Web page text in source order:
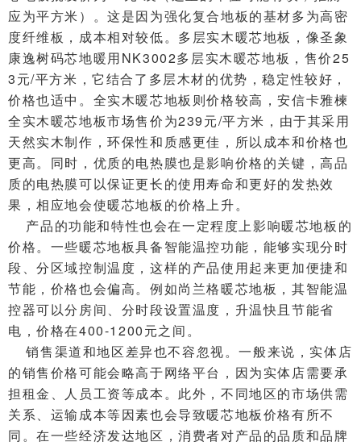
应为平方米）。这是因为强化复合地板的基材多为高密
度纤维板，成本相对较低。多层实木暖芯地板，像圣象
康逸树码芯地暖用NK3002多层实木暖芯地板，售价25
3元/平方米，它结合了多层木材的优势，稳定性较好，
价格也适中。全实木暖芯地板则价格较高，安信卡雅楝
全实木暖芯地板市场售价为239元/平方米，由于其采用
天然实木制作，环保性和质感更佳，所以成本和价格也
更高。同时，优质的电热膜也是影响价格的关键，高品
质的电热膜可以保证更长的使用寿命和更好的发热效
果，相应地会使暖芯地板的价格上升。
产品的功能和特性也会在一定程度上影响暖芯地板的
价格。一些暖芯地板具备智能温控功能，能够实现分时
段、分区域控制温度，这样的产品使用起来更加便捷和
节能，价格也会偏高。例如尚兰格暖芯地板，其智能温
控器可以分房间、分时段设置温度，升温快且节能省
电，价格在400-1200元之间。
销售渠道和地区差异也不容忽视。一般来说，实体店
的销售价格可能会略高于网络平台，因为实体店需要承
担租金、人员工资等成本。此外，不同地区的市场供需
关系、运输成本等因素也会导致暖芯地板价格有所不
同。在一些经济发达地区，消费者对产品的品质和品牌